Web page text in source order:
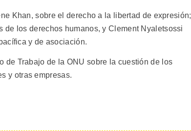
Khan, sobre el derecho a la libertad de expresión;
de los derechos humanos, y Clement Nyaletsossi
y de asociación.
de Trabajo de la ONU sobre la cuestión de los
y otras empresas.